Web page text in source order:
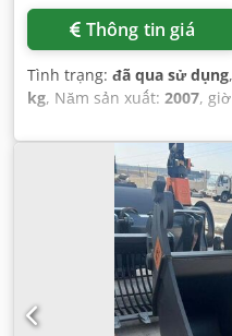
Thông tin giá
Tình trạng: đã qua sử dụng
kg, Năm sản xuất: 2007,